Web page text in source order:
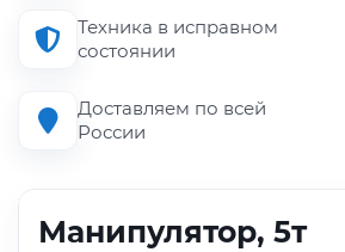
Техника в исправном
состоянии
Доставляем по всей
России
Манипулятор, 5т